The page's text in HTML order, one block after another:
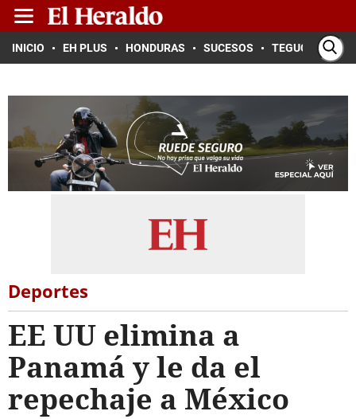
INICIO EH PLUS HONDURAS SUCESOS TEGUCIGALPA
Deportes
EE UU elimina a
Panamá y le da el
repechaje a México